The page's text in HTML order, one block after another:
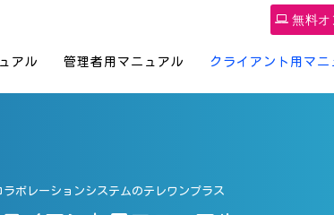
無料
アル 管理者用マニュアル クライアント用マニ
ラボレーションシステムのテレワンプラス